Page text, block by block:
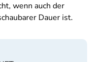
wenn auch der
Dauer ist.